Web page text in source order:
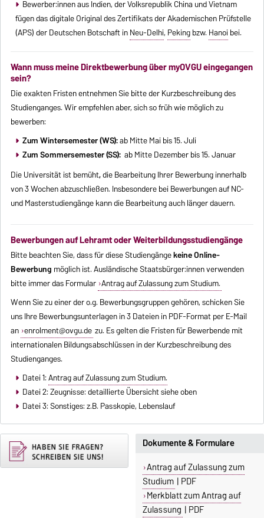
Bewerber:innen aus Indien, der Volksrepublik China und Vietnam
fügen das digitale Original des Zertifikats der Akademischen Prüfstelle
(APS) der Deutschen Botschaft inNeu-Delhi, Pekingbzw.Hanoibei.
Wann muss meine Direktbewerbung über myOVGU eingegangen
sein?
Die exakten Fristen entnehmen Sie bitte der Kurzbeschreibung des
Studienganges. Wir empfehlen aber, sich so früh wie möglich zu
bewerben:
Zum Wintersemester (WS):ab Mitte Mai bis 15. Juli
Zum Sommersemester (SS): ab Mitte Dezember bis 15. Januar
Die Universität ist bemüht,die Bearbeitung Ihrer Bewerbung innerhalb
von 3 Wochen abzuschließen. Insbesondere bei Bewerbungen auf NC-
und Masterstudiengänge kann die Bearbeitung auch länger dauern.
Bewerbungen auf Lehramt oder Weiterbildungsstudiengänge
Bitte beachten Sie, dass für diese Studiengängekeine Online-
Bewerbung möglich ist. Ausländische Staatsbürger:innen verwenden
bitte immer das Formular Antrag auf Zulassung zum Studium.
Wenn Sie zu einer der o.g. Bewerbungsgruppen gehören, schicken Sie
uns Ihre Bewerbungsunterlagen in 3 Dateien in PDF-Format per E-Mail
an enrolment@ovgu.de zu. Es gelten die Fristen für Bewerbende mit
internationalen Bildungsabschlüssen in der Kurzbeschreibung des
Studienganges.
Datei 1:Antrag auf Zulassung zum Studium.
Datei 2: Zeugnisse: detaillierte Übersicht siehe oben
Datei 3: Sonstiges: z.B. Passkopie, Lebenslauf
Dokumente & Formulare
Antrag auf Zulassung zum
Studium | PDF
Merkblatt zum Antrag auf
Zulassung | PDF